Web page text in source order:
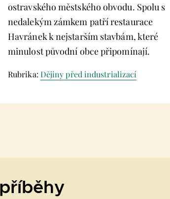
ostravského městského obvodu. Spolu s
nedalekým zámkem patří restaurace
Havránek k nejstarším stavbám, které
minulost původní obce připomínají.
Rubrika: Dějiny před industrializací